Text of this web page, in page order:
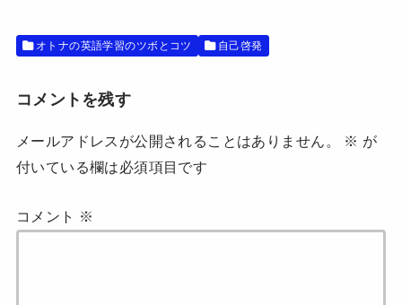
ウ
で
開
す
オトナの英語学習のツボとコツ 自己啓発
コメントを残す
メールアドレスが公開されることはありません。 ※ が
付いている欄は必須項目です
コメント ※